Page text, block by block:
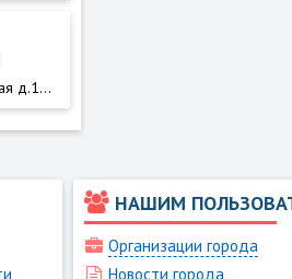
д.1...
НАШИМ
Организации города
Новости города